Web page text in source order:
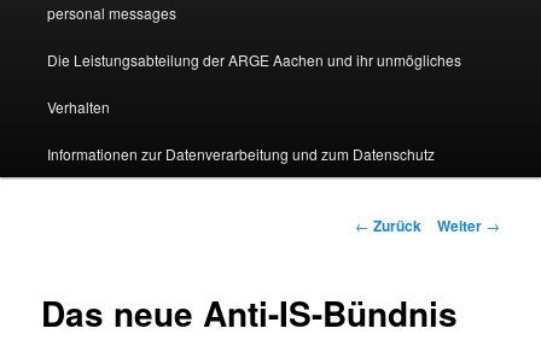
personal messages
Die Leistungsabteilung der ARGE Aachen und ihr unmögliches
Verhalten
Informationen zur Datenverarbeitung und zum Datenschutz
Beitragsnavigation
← Zurück Weiter →
Das neue Anti-IS-Bündnis